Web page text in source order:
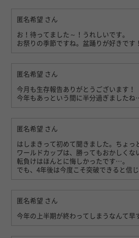
匿名希望 さん
お！待ってました～！うれしいです。
お祭りの季節ですね。盆踊りが好きです！
匿名希望 さん
今月も生存報告ありがとうございます！
今年もあっという間に半分過ぎました
匿名希望 さん
はしまきって初めて聞きました。ちょっ
ワールドカップは、勝ってもおかしくな
転負けはほんとに悔しかったです…。
でも、4年後は今度こそ突破できると信じ
匿名希望 さん
今年の上半期が終わってしまうなんて早